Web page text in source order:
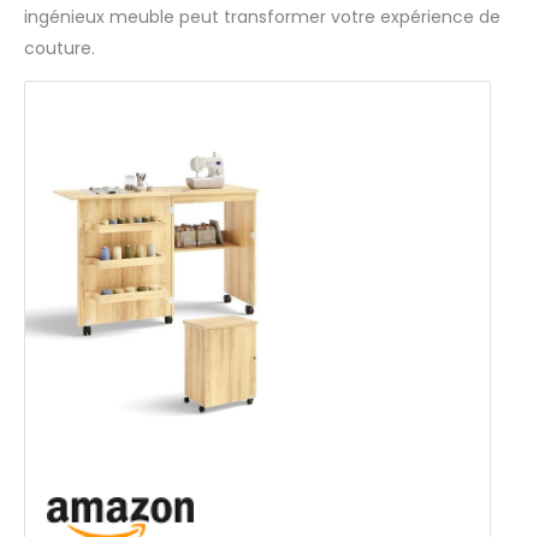
ingénieux meuble peut transformer votre expérience de
couture.